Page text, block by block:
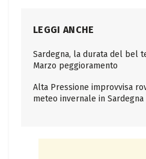
LEGGI ANCHE
Sardegna, la durata del bel
Marzo peggioramento
Alta Pressione improvvisa
meteo invernale in Sardegna